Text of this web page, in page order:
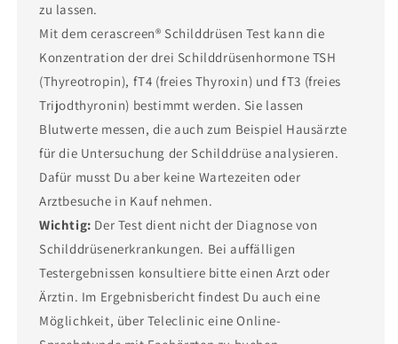
zu lassen.
Mit dem cerascreen® Schilddrüsen Test kann die
Konzentration der drei Schilddrüsenhormone TSH
(Thyreotropin), fT4 (freies Thyroxin) und fT3 (freies
Trijodthyronin) bestimmt werden. Sie lassen
Blutwerte messen, die auch zum Beispiel Hausärzte
für die Untersuchung der Schilddrüse analysieren.
Dafür musst Du aber keine Wartezeiten oder
Arztbesuche in Kauf nehmen.
Wichtig: Der Test dient nicht der Diagnose von
Schilddrüsenerkrankungen. Bei auffälligen
Testergebnissen konsultiere bitte einen Arzt oder
Ärztin. Im Ergebnisbericht findest Du auch eine
Möglichkeit, über Teleclinic eine Online-